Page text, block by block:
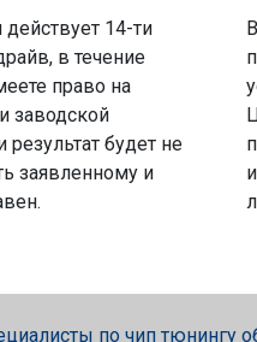
14-ти
в течение
право на
заводской
будет не
заявленному и
по чип тюнингу